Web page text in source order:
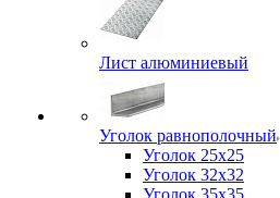
Лист алюминиевый
Уголок равнополочный
Уголок 25x25
Уголок 32x32
Уголок 35x35